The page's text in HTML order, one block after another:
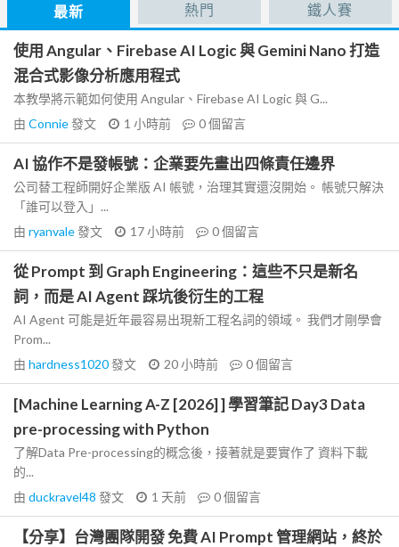
最新 熱門 鐵人賽
使用 Angular、Firebase AI Logic 與 Gemini Nano 打造
混合式影像分析應用程式
本教學將示範如何使用 Angular、Firebase AI Logic 與 G...
由 Connie發文 1 小時前 0個留言
AI 協作不是發帳號：企業要先畫出四條責任邊界
公司替工程師開好企業版 AI 帳號，治理其實還沒開始。 帳號只解決
「誰可以登入」...
由 ryanvale發文 17 小時前 0個留言
從 Prompt 到 Graph Engineering：這些不只是新名
詞，而是 AI Agent 踩坑後衍生的工程
AI Agent 可能是近年最容易出現新工程名詞的領域。 我們才剛學會
Prom...
由 hardness1020發文 20 小時前 0個留言
[Machine Learning A-Z [2026] ] 學習筆記 Day3 Data
pre-processing with Python
了解Data Pre-processing的概念後，接著就是要實作了 資料下載
的...
由 duckravel48 發文 1 天前 0個留言
【分享】台灣團隊開發 免費 AI Prompt 管理網站，終於